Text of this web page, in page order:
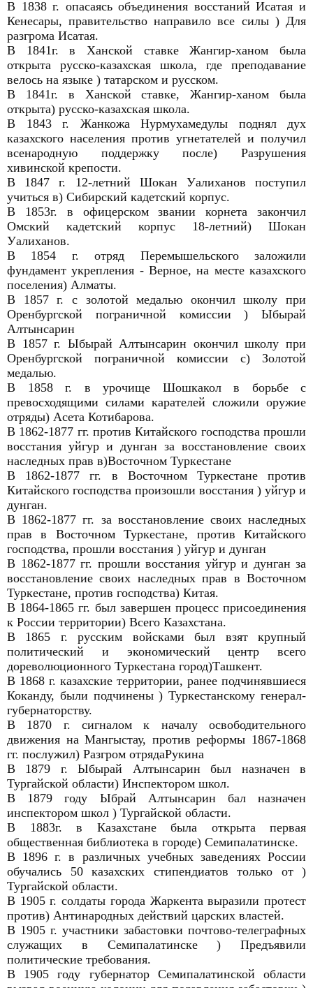
В 1838 г. опасаясь объединения восстаний Исатая и
Кенесары, правительство направило все силы ) Для
разгрома Исатая.
В 1841г. в Ханской ставке Жангир-ханом была
открыта русско-казахская школа, где преподавание
велось на языке ) татарском и русском.
В 1841г. в Ханской ставке, Жангир-ханом была
открыта) русско-казахская школа.
В 1843 г. Жанкожа Нурмухамедулы поднял дух
казахского населения против угнетателей и получил
всенародную поддержку после) Разрушения
хивинской крепости.
В 1847 г. 12-летний Шокан Уалиханов поступил
учиться в) Сибирский кадетский корпус.
В 1853г. в офицерском звании корнета закончил
Омский кадетский корпус 18-летний) Шокан
Уалиханов.
В 1854 г. отряд Перемышельского заложили
фундамент укрепления - Верное, на месте казахского
поселения) Алматы.
В 1857 г. с золотой медалью окончил школу при
Оренбургской пограничной комиссии ) Ыбырай
Алтынсарин
В 1857 г. Ыбырай Алтынсарин окончил школу при
Оренбургской пограничной комиссии с) Золотой
медалью.
В 1858 г. в урочище Шошкакол в борьбе с
превосходящими силами карателей сложили оружие
отряды) Асета Котибарова.
В 1862-1877 гг. против Китайского господства прошли
восстания уйгур и дунган за восстановление своих
наследных прав в)Восточном Туркестане
В 1862-1877 гг. в Восточном Туркестане против
Китайского господства произошли восстания ) уйгур и
дунган.
В 1862-1877 гг. за восстановление своих наследных
прав в Восточном Туркестане, против Китайского
господства, прошли восстания ) уйгур и дунган
В 1862-1877 гг. прошли восстания уйгур и дунган за
восстановление своих наследных прав в Восточном
Туркестане, против господства) Китая.
В 1864-1865 гг. был завершен процесс присоединения
к России территории) Всего Казахстана.
В 1865 г. русским войсками был взят крупный
политический и экономический центр всего
дореволюционного Туркестана город)Ташкент.
В 1868 г. казахские территории, ранее подчинявшиеся
Коканду, были подчинены ) Туркестанскому генерал-
губернаторству.
В 1870 г. сигналом к началу освободительного
движения на Мангыстау, против реформы 1867-1868
гг. послужил) Разгром отрядаРукина
В 1879 г. Ыбырай Алтынсарин был назначен в
Тургайской области) Инспектором школ.
В 1879 году Ыбрай Алтынсарин бал назначен
инспектором школ ) Тургайской области.
В 1883г. в Казахстане была открыта первая
общественная библиотека в городе) Семипалатинске.
В 1896 г. в различных учебных заведениях России
обучались 50 казахских стипендиатов только от )
Тургайской области.
В 1905 г. солдаты города Жаркента выразили протест
против) Антинародных действий царских властей.
В 1905 г. участники забастовки почтово-телеграфных
служащих в Семипалатинске ) Предъявили
политические требования.
В 1905 году губернатор Семипалатинской области